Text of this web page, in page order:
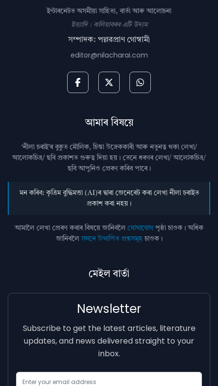
ইণ্টাৰনেটত অসমীয়া সাহিত্য, বাৰ্তা আৰু আলোচনা
ইত্যাদি : কলিয়াবৰৰ এটি উদ্যম
সম্পাদক: পল্লৱপ্ৰাণ গোস্বামী
editor@nilacharai.com
আমাৰ বিষয়ে
‘নীলা চৰাই’ৰ বুকুত মৌলিক, চিন্তা উদ্রেককাৰী আৰু নতুনত্ব থকা লেখা/
আলোকচিত্ৰ/ ছবি প্রকাশত গুৰুত্ব দিয়া হয়। তেনে ধৰণৰ লেখা/ আলোকচিত্ৰ/
ছবি আপুনিও প্রেৰণ কৰিব পাৰে।
মন কৰিব: কৃত্ৰিম বুদ্ধিমত্তা (AI)ৰ দ্বাৰা জেনেৰেট কৰা লেখা নীলা চৰাইত
প্ৰকাশ কৰা নহয়।
আমালৈ লেখা প্ৰেৰণ কৰাৰ বিষয়ে জানিবলৈ যোগাযোগ পৃষ্ঠা চাওক। অধিক
জানিবলৈসঘনে উত্থাপিত প্ৰশ্নসমূহচাওক।
মেইল বাৰ্তা
Newsletter
Subscribe to get the latest articles, literature
updates, and news delivered straight to your
inbox.
Email Address